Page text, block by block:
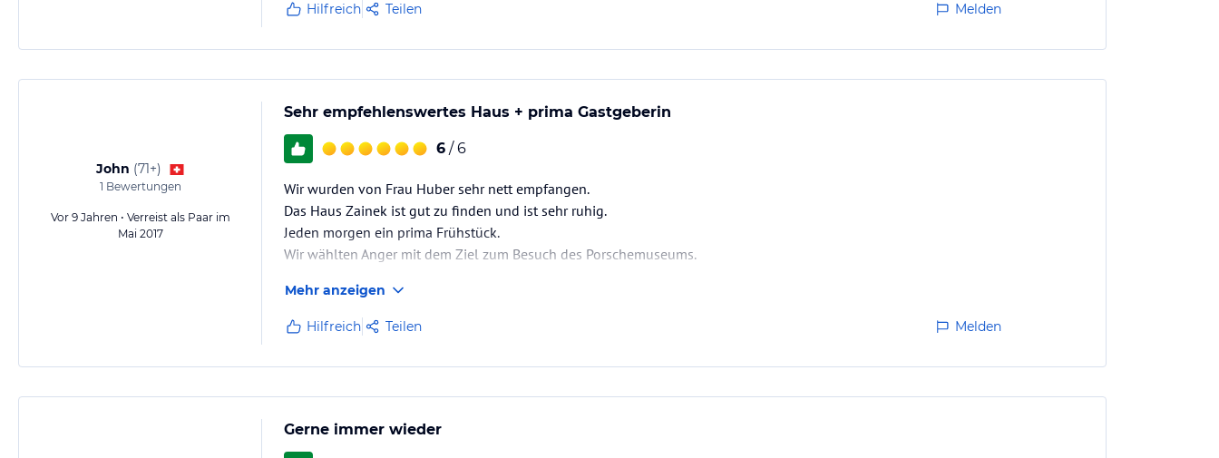
Hilfreich Teilen Melden
John (71+)
1 Bewertungen
Vor 9 Jahren • Verreist als Paar im
Mai 2017
Sehr empfehlenswertes Haus + prima Gastgeberin
6 / 6
Wir wurden von Frau Huber sehr nett empfangen.
Das Haus Zainek ist gut zu finden und ist sehr ruhig.
Jeden morgen ein prima Frühstück.
Wir wählten Anger mit dem Ziel zum Besuch des Porschemuseums.
Mehr anzeigen
Hilfreich Teilen Melden
Gerne immer wieder